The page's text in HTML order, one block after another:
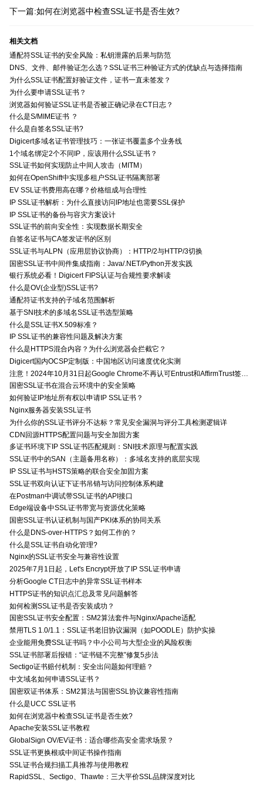
下一篇:如何在浏览器中检查SSL证书是否生效?
相关文档
通配符SSL证书的安全风险：私钥泄露的后果与防范
DNS、文件、邮件验证怎么选？SSL证书三种验证方式的优缺点与选择指南
为什么SSL证书配置好验证文件，证书一直未签发？
为什么要申请SSL证书？
浏览器如何验证SSL证书是否被正确记录在CT日志？
什么是S/MIME证书 ？
什么是自签名SSL证书?
Digicert多域名证书管理技巧：一张证书覆盖多个业务线
1个域名绑定2个不同IP，应该用什么SSL证书？
SSL证书如何实现防止中间人攻击（MITM）
如何在OpenShift中实现多租户SSL证书隔离部署
EV SSL证书费用高在哪？价格组成与合理性
IP SSL证书解析：为什么直接访问IP地址也需要SSL保护
IP SSL证书的备份与容灾方案设计
SSL证书的前向安全性：实现数据长期安全
自签名证书与CA签发证书的区别
SSL证书与ALPN（应用层协议协商）：HTTP/2与HTTP/3切换
国密SSL证书中间件集成指南：Java/.NET/Python开发实践
银行系统必看！Digicert FIPS认证与合规性要求解读
什么是OV(企业型)SSL证书?
通配符证书支持的子域名范围解析
基于SNI技术的多域名SSL证书选型策略
什么是SSL证书X.509标准？
IP SSL证书的兼容性问题及解决方案
什么是HTTPS混合内容？为什么浏览器会拦截它？
Digicert国内OCSP定制版：中国地区访问速度优化实测
国密SSL证书在混合云环境中的安全策略
如何验证IP地址所有权以申请IP SSL证书？
Nginx服务器安装SSL证书
为什么你的SSL证书评分不达标？常见安全漏洞与评分工具检测逻辑详
CDN回源HTTPS配置问题与安全加固方案
多证书环境下IP SSL证书匹配规则：SNI技术原理与配置实践
SSL证书中的SAN（主题备用名称）：多域名支持的底层实现
IP SSL证书与HSTS策略的联合安全加固方案
SSL证书双向认证下证书吊销与访问控制体系构建
在Postman中调试带SSL证书的API接口
Edge端设备中SSL证书带宽与资源优化策略
国密SSL证书认证机制与国产PKI体系的协同关系
什么是DNS-over-HTTPS？如何工作的？
什么是SSL证书自动化管理?
Nginx的SSL证书安全与兼容性设置
2025年7月1日起，Let's Encrypt开放了IP SSL证书申请
分析Google CT日志中的异常SSL证书样本
HTTPS证书的知识点汇总及常见问题解答
如何检测SSL证书是否安装成功？
国密SSL证书安全配置：SM2算法套件与Nginx/Apache适配
禁用TLS 1.0/1.1：SSL证书老旧协议漏洞（如POODLE）防护实操
企业能用免费SSL证书吗？中小公司与大型企业的风险权衡
SSL证书部署后报错：“证书链不完整”修复5步法
Sectigo证书赔付机制：安全出问题如何理赔？
中文域名如何申请SSL证书？
国密双证书体系：SM2算法与国密SSL协议兼容性指南
什么是UCC SSL证书
如何在浏览器中检查SSL证书是否生效?
Apache安装SSL证书教程
GlobalSign OV/EV证书：适合哪些高安全需求场景？
SSL证书更换根或中间证书操作指南
SSL证书合规扫描工具推荐与使用教程
RapidSSL、Sectigo、Thawte：三大平价SSL品牌深度对比